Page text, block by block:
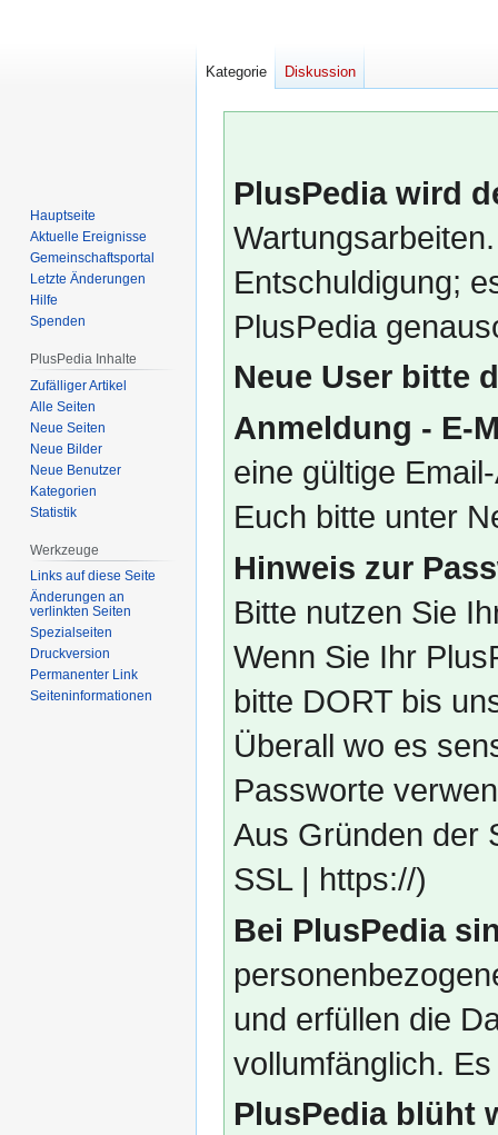
PlusPedia wird
Entschuldigung;
PlusPedia
Neue User bitte
Anmeldung - E-
eine gültige
Euch bitte unter
Hinweis zur
Bitte nutzen Sie
Wenn Sie Ihr
bitte DORT bis
Überall wo es
Passworte
Aus Gründen der
SSL | https://)
Bei PlusPedia
und erfüllen die
vollumfänglich.
PlusPedia blüht
Kategorie Diskussion
Hauptseite
Aktuelle Ereignisse
Gemeinschafts­portal
Letzte Änderungen
Hilfe
Spenden
PlusPedia Inhalte
Zufälliger Artikel
Alle Seiten
Neue Seiten
Neue Bilder
Neue Benutzer
Kategorien
Statistik
Werkzeuge
Links auf diese Seite
Änderungen an
verlinkten Seiten
Spezialseiten
Druckversion
Permanenter Link
Seiten­­informationen